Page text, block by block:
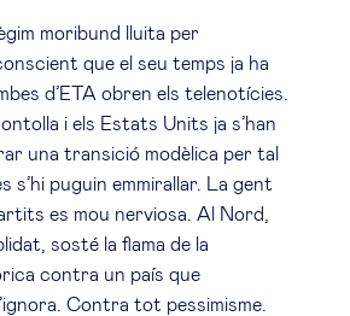
moribund lluita per
que el seu temps ja ha
d’ETA obren els telenotícies.
i els Estats Units ja s’han
una transició modèlica per tal
s’hi puguin emmirallar. La gent
es mou nerviosa. Al Nord,
sosté la flama de la
contra un país que
Contra tot pessimisme.